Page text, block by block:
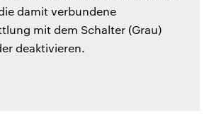
damit verbundene
mit dem Schalter (Grau)
deaktivieren.